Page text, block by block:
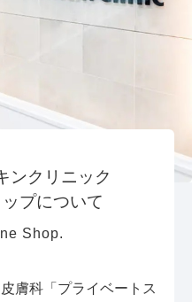
ンクリニック
プについて
Shop.
膚科「プライベートス